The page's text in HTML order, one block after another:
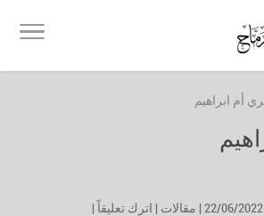
أم ابراهيم
مقالات اترك تعليقاً